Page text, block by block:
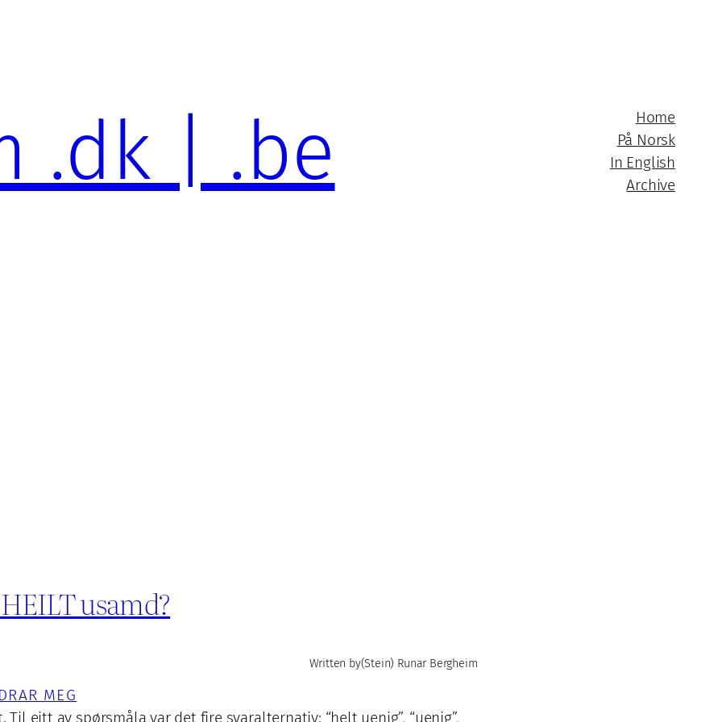
.dk | .be
Home
På Norsk
In English
Archive
usamd?
Written by(Stein) Runar Bergheim
MEG
eitt av spørsmåla var det fire svaralternativ: “helt uenig”, “uenig”,